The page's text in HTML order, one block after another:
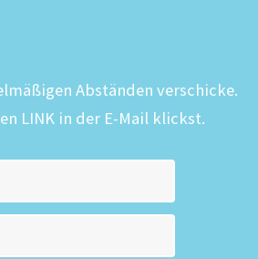
Abständen verschicke.
LINK in der E-Mail klickst.